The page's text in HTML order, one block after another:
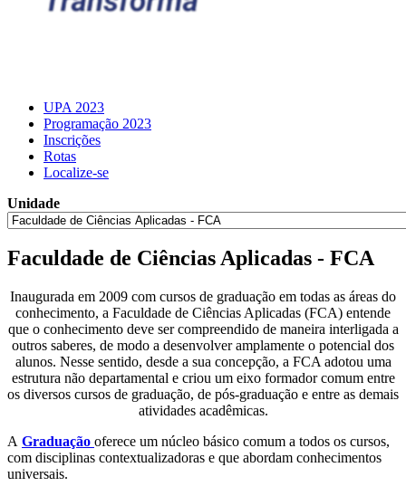
UPA 2023
Programação 2023
Inscrições
Rotas
Localize-se
Unidade
Faculdade de Ciências Aplicadas - FCA
Inaugurada em 2009 com cursos de graduação em todas as áreas do
conhecimento, a Faculdade de Ciências Aplicadas (FCA) entende
que o conhecimento deve ser compreendido de maneira interligada a
outros saberes, de modo a desenvolver amplamente o potencial dos
alunos. Nesse sentido, desde a sua concepção, a FCA adotou uma
estrutura não departamental e criou um eixo formador comum entre
os diversos cursos de graduação, de pós-graduação e entre as demais
atividades acadêmicas.
A Graduação oferece um núcleo básico comum a todos os cursos,
com disciplinas contextualizadoras e que abordam conhecimentos
universais.